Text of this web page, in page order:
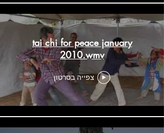
tai chi for peace january
2010.wmv
צפייה בסרטון